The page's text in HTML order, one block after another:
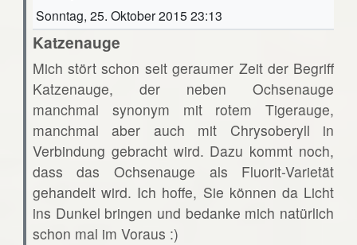
Sonntag, 25. Oktober 2015 23:13
Katzenauge
Mich stört schon seit geraumer Zeit der Begriff
Katzenauge, der neben Ochsenauge
manchmal synonym mit rotem Tigerauge,
manchmal aber auch mit Chrysoberyll in
Verbindung gebracht wird. Dazu kommt noch,
dass das Ochsenauge als Fluorit-Varietät
gehandelt wird. Ich hoffe, Sie können da Licht
ins Dunkel bringen und bedanke mich natürlich
schon mal im Voraus :)